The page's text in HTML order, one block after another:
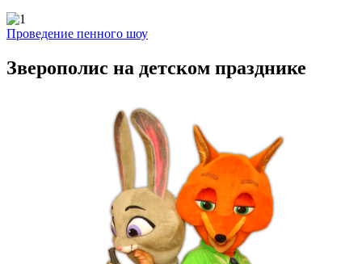
Проведение пенного шоу
Зверополис на детском празднике